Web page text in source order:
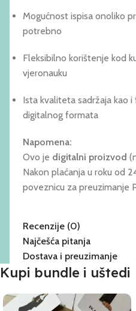
Mogućnost ispisa onoliko
potrebno
Fleksibilno korištenje kod
vjeronauku
Ista kvaliteta sadržaja kao
digitalnog formata
Napomena:
Ovo je digitalni proizvod
Nakon plaćanja u roku od
poveznicu za preuzimanje
Recenzije (0)
Najčešća pitanja
Dostava i preuzimanje
Kupi bundle i uštedi